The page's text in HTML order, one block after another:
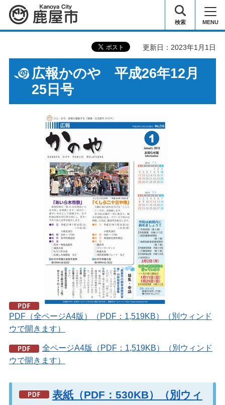
鹿屋市 検索 MENU
更新日：2023年1月1日
広報かのや 平成26年12月
25日号
PDF（全ページA4版）（PDF：1,519KB）（別ウィンド
ウで開きます）
全ページA4版（PDF：1,519KB）（別ウィンド
ウで開きます）
表紙（PDF：530KB）（別ウィ